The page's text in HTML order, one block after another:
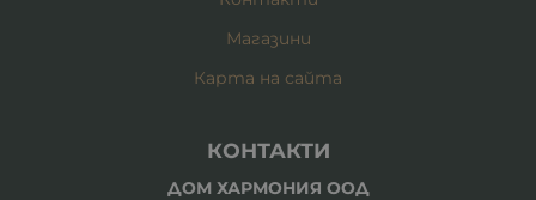
Магазини
Карта на сайта
КОНТАКТИ
ДОМ ХАРМОНИЯ ООД